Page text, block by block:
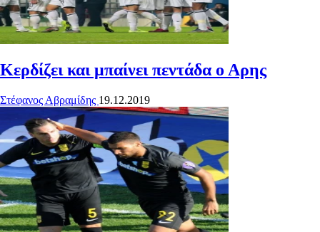
Κερδίζει και μπαίνει πεντάδα ο Αρης
Στέφανος Αβραμίδης 19.12.2019